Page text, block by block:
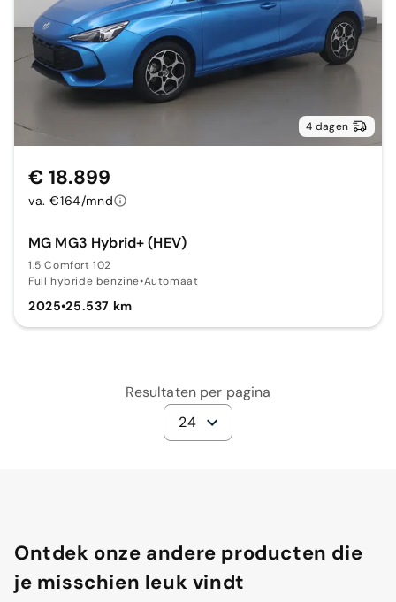
4 dagen
MG MG3 Hybrid+ (HEV)
1.5 Comfort 102
Full hybride benzine•Automaat
2025•25.537 km
€ 18.899
va. €164/mnd
Resultaten per pagina
24
Ontdek onze andere producten die
je misschien leuk vindt